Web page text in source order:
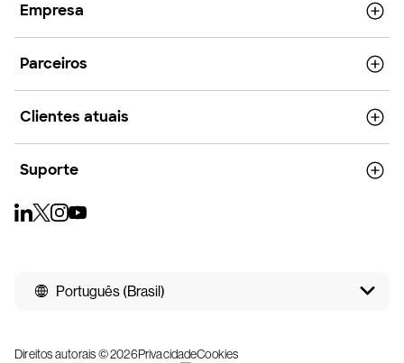
Empresa
Parceiros
Clientes atuais
Suporte
Português (Brasil)
Direitos autorais © 2026PrivacidadeCookies